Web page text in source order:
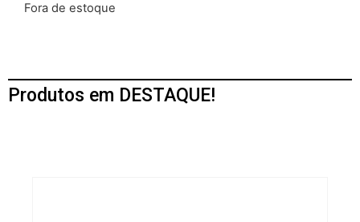
Fora de estoque
Produtos em DESTAQUE!